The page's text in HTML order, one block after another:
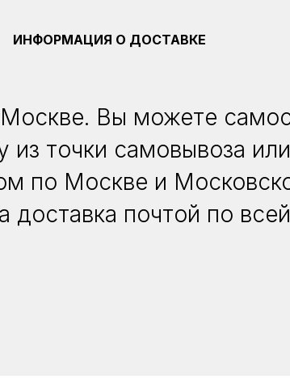
ИНФОРМАЦИЯ О ДОСТАВКЕ
Вы можете
из точки самовывоза или
по Москве и
доставка почтой по